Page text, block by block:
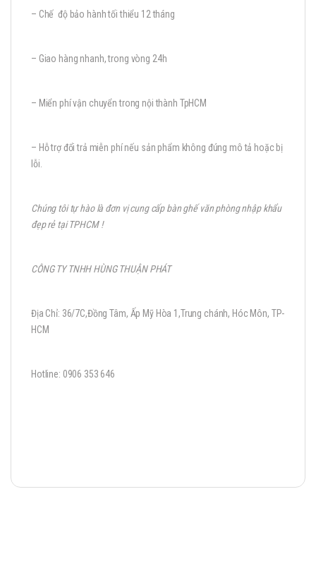
– Chế độ bảo hành tối thiểu 12 tháng
– Giao hàng nhanh, trong vòng 24h
– Miển phí vận chuyển trong nội thành TpHCM
– Hỗ trợ đổi trả miễn phí nếu sản phẩm không đúng mô tả hoặc bị
lỗi.
Chúng tôi tự hào là đơn vị cung cấp bàn ghế văn phòng nhập khẩu
đẹp rẻ tại TPHCM !
CÔNG TY TNHH HÙNG THUẬN PHÁT
Địa Chỉ: 36/7C,Đồng Tâm, Ấp Mỹ Hòa 1,Trung chánh, Hóc Môn, TP-
HCM
Hotline: 0906 353 646